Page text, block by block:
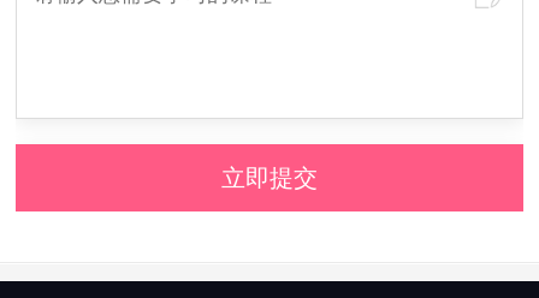
立即提交